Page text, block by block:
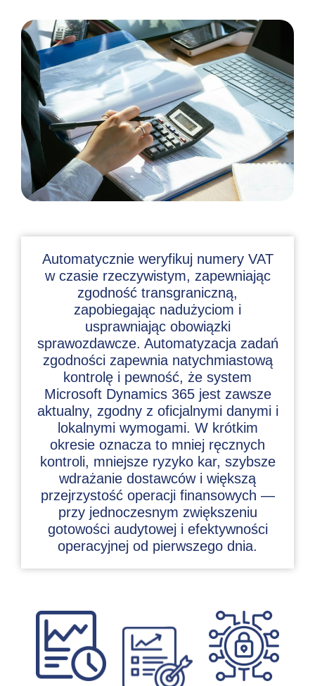
Automatycznie weryfikuj numery VAT
w czasie rzeczywistym, zapewniając
zgodność transgraniczną,
zapobiegając nadużyciom i
usprawniając obowiązki
sprawozdawcze. Automatyzacja zadań
zgodności zapewnia natychmiastową
kontrolę i pewność, że system
Microsoft Dynamics 365 jest zawsze
aktualny, zgodny z oficjalnymi danymi i
lokalnymi wymogami. W krótkim
okresie oznacza to mniej ręcznych
kontroli, mniejsze ryzyko kar, szybsze
wdrażanie dostawców i większą
przejrzystość operacji finansowych —
przy jednoczesnym zwiększeniu
gotowości audytowej i efektywności
operacyjnej od pierwszego dnia.